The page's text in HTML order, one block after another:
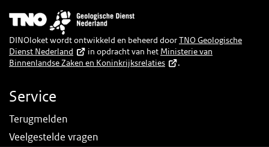
Afbeelding
DINOloket wordt ontwikkeld en beheerd doorTNO Geologische
Dienst Nederland
in opdracht van het Ministerie van
Binnenlandse Zaken en Koninkrijksrelaties
.
Service
Terugmelden
Veelgestelde vragen